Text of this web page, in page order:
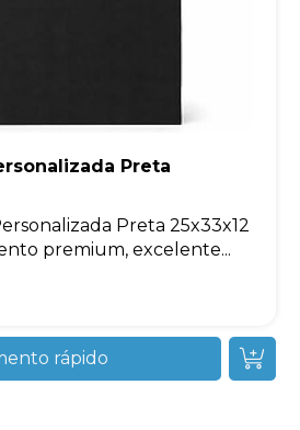
Preta
Preta 25x33x12
premium, excelente...
rápido